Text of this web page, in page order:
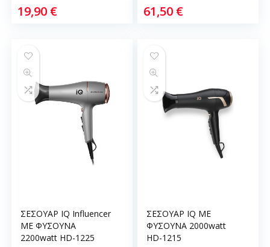
19,90 € 61,50 €
ΣΕΣΟΥΑΡ IQ Influencer
ΜΕ ΦΥΣΟΥΝΑ
2200watt HD-1225
ΣΕΣΟΥΑΡ IQ ΜΕ
ΦΥΣΟΥΝΑ 2000watt
HD-1215